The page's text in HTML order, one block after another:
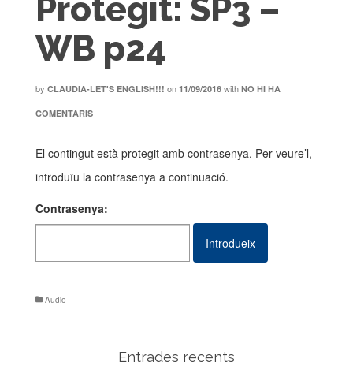
Protegit: SP3 –
WB p24
by CLAUDIA-LET'S ENGLISH!!! on 11/09/2016 with NO HI HA
COMENTARIS
El contingut està protegit amb contrasenya. Per veure’l,
introduïu la contrasenya a continuació.
Contrasenya:
Audio
Entrades recents